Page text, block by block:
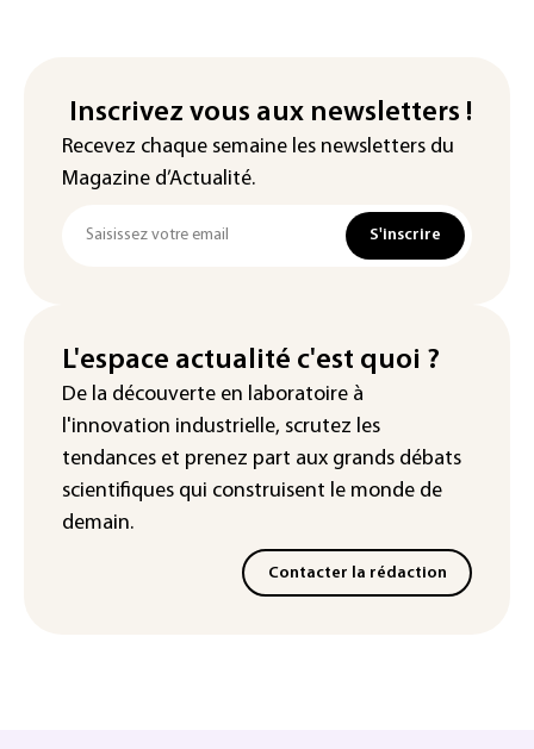
Inscrivez vous aux newsletters !
Recevez chaque semaine les newsletters du
Magazine d’Actualité.
S'inscrire
L'espace actualité c'est quoi ?
De la découverte en laboratoire à
l'innovation industrielle, scrutez les
tendances et prenez part aux grands débats
scientifiques qui construisent le monde de
demain.
Contacter la rédaction